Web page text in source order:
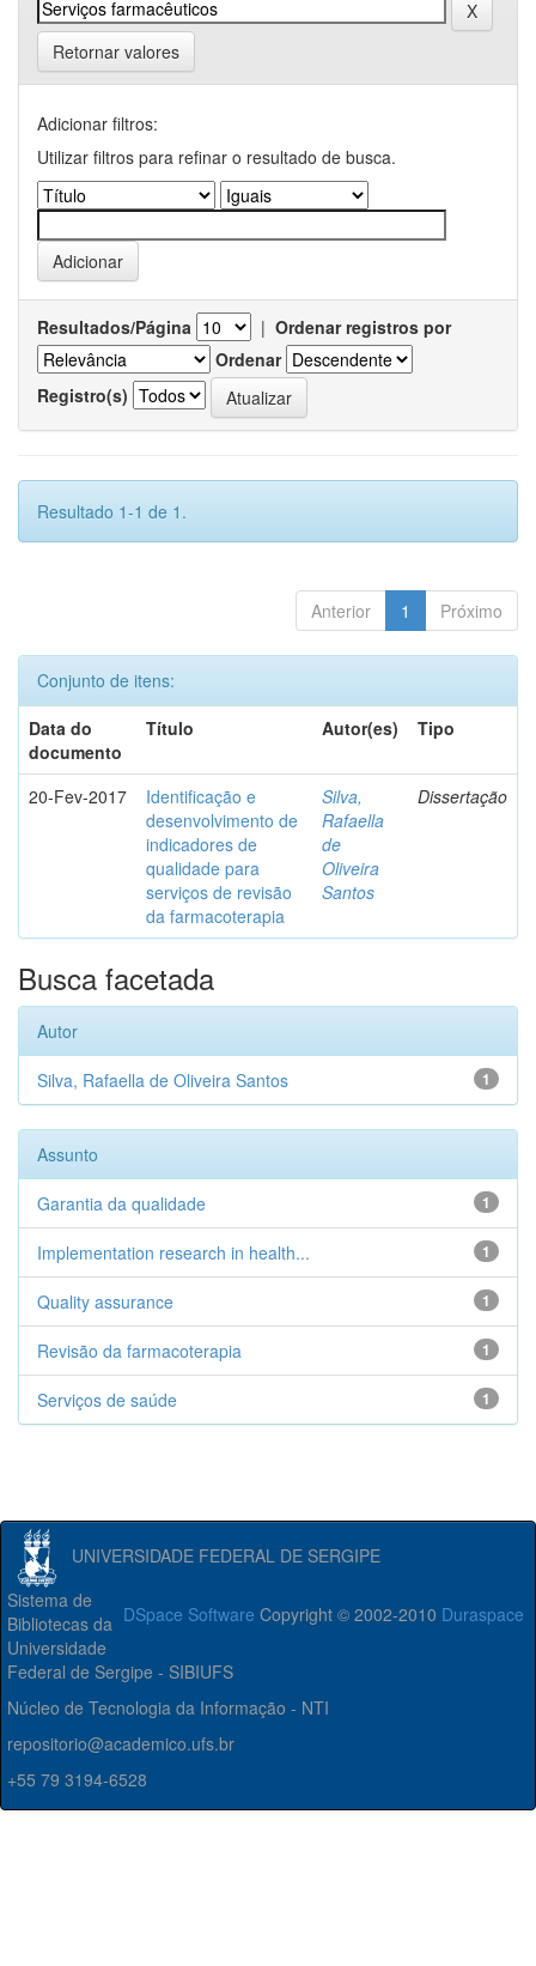
Retornar valores
Adicionar filtros:
Utilizar filtros para refinar o resultado de busca.
Resultados/Página | Ordenar registros por
Ordenar
Registro(s)
Resultado 1-1 de 1.
Anterior 1 Próximo
Conjunto de itens:
Data do
documento
Título Autor(es) Tipo
20-Fev-2017
Identificação e
desenvolvimento de
indicadores de
qualidade para
serviços de revisão
da farmacoterapia
Silva,
Rafaella
de
Oliveira
Santos
Dissertação
Busca facetada
Autor
1
Silva, Rafaella de Oliveira Santos
Assunto
1
Garantia da qualidade
1
Implementation research in health...
1
Quality assurance
1
Revisão da farmacoterapia
1
Serviços de saúde
UNIVERSIDADE FEDERAL DE SERGIPE
DSpace Software Copyright © 2002-2010 Duraspace
Sistema de
Bibliotecas da
Universidade
Federal de Sergipe - SIBIUFS
Núcleo de Tecnologia da Informação - NTI
repositorio@academico.ufs.br
+55 79 3194-6528